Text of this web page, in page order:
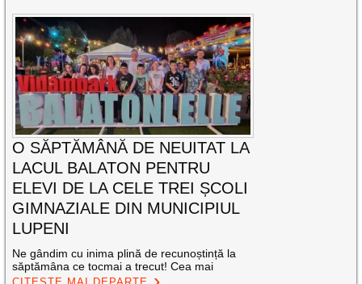
O SĂPTĂMÂNĂ DE NEUITAT LA
LACUL BALATON PENTRU
ELEVI DE LA CELE TREI ȘCOLI
GIMNAZIALE DIN MUNICIPIUL
LUPENI
Ne gândim cu inima plină de recunoștință la
săptămâna ce tocmai a trecut! Cea mai